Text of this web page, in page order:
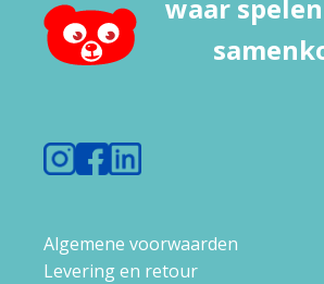
waar
Algemene voorwaarden
Levering en retour